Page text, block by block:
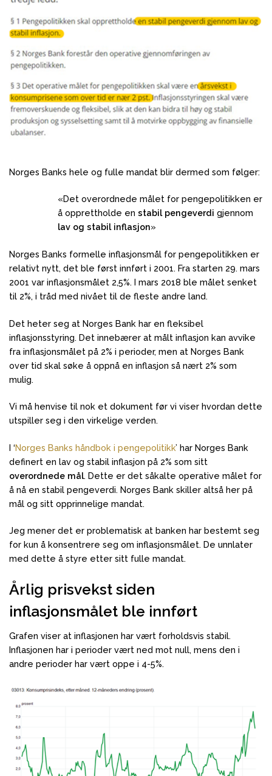
Norges Banks hele og fulle mandat blir dermed som følger:
«Det overordnede målet for pengepolitikken er
å opprettholde en stabil pengeverdi gjennom
lav og stabil inflasjon»
Norges Banks formelle inflasjonsmål for pengepolitikken er
relativt nytt, det ble først innført i 2001. Fra starten 29. mars
2001 var inflasjonsmålet 2,5%. I mars 2018 ble målet senket
til 2%, i tråd med nivået til de fleste andre land.
Det heter seg at Norges Bank har en fleksibel
inflasjonsstyring. Det innebærer at målt inflasjon kan avvike
fra inflasjonsmålet på 2% i perioder, men at Norges Bank
over tid skal søke å oppnå en inflasjon så nært 2% som
mulig.
Vi må henvise til nok et dokument før vi viser hvordan dette
utspiller seg i den virkelige verden.
I ‘Norges Banks håndbok i pengepolitikk’ har Norges Bank
definert en lav og stabil inflasjon på 2% som sitt
overordnede mål. Dette er det såkalte operative målet for
å nå en stabil pengeverdi. Norges Bank skiller altså her på
mål og sitt opprinnelige mandat.
Jeg mener det er problematisk at banken har bestemt seg
for kun å konsentrere seg om inflasjonsmålet. De unnlater
med dette å styre etter sitt fulle mandat.
Årlig prisvekst siden
inflasjonsmålet ble innført
Grafen viser at inflasjonen har vært forholdsvis stabil.
Inflasjonen har i perioder vært ned mot null, mens den i
andre perioder har vært oppe i 4-5%.